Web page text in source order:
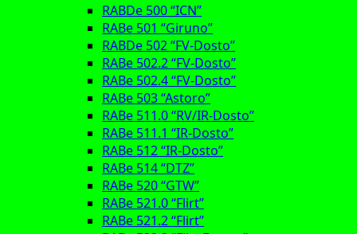
RABDe 500 “ICN”
RABe 501 “Giruno”
RABDe 502 “FV-Dosto”
RABe 502.2 “FV-Dosto”
RABe 502.4 “FV-Dosto”
RABe 503 “Astoro”
RABe 511.0 “RV/IR-Dosto”
RABe 511.1 “IR-Dosto”
RABe 512 “IR-Dosto”
RABe 514 “DTZ”
RABe 520 “GTW”
RABe 521.0 “Flirt”
RABe 521.2 “Flirt”